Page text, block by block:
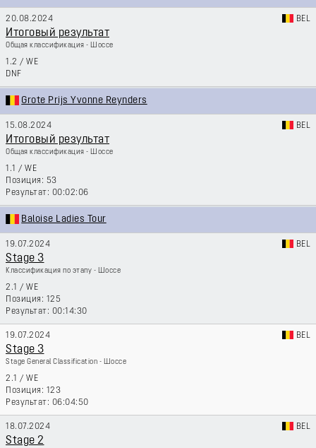
20.08.2024 BEL
Итоговый результат
Общая классификация - Шоссе
1.2 / WE
DNF
Grote Prijs Yvonne Reynders
15.08.2024 BEL
Итоговый результат
Общая классификация - Шоссе
1.1 / WE
53
00:02:06
Baloise Ladies Tour
19.07.2024 BEL
Stage 3
Классификация по этапу - Шоссе
2.1 / WE
125
00:14:30
19.07.2024 BEL
Stage 3
Stage General Classification - Шоссе
2.1 / WE
123
06:04:50
18.07.2024 BEL
Stage 2